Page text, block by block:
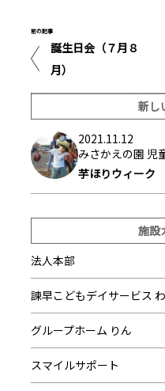
前の記事
誕生日会（７月８
月）
新し
2021.11.12
みさかえの園 児
芋ほりウィーク
施設
法人本部
諫早こどもデイサービス
グループホーム りん
スマイルサポート